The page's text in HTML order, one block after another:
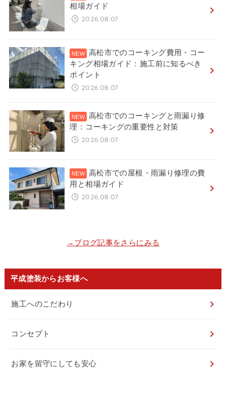
相場ガイド
2026.08.07
高松市でのコーキング費用・コー
キング相場ガイド：施工前に知るべき
ポイント
2026.08.07
高松市でのコーキングと雨漏り修
理：コーキングの重要性と対策
2026.08.07
高松市での屋根・雨漏り修理の費
用と相場ガイド
2026.08.07
→ブログ記事をさらにみる
平成塗装からお客様へ
施工へのこだわり
コンセプト
お家を留守にしても安心